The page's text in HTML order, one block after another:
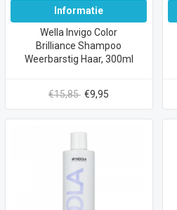
Informatie
Wella Invigo Color
Brilliance Shampoo
Weerbarstig Haar, 300ml
€15,85 €9,95